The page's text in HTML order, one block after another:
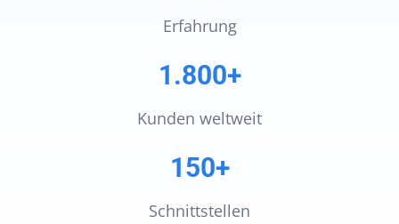
Erfahrung
1.800+
Kunden weltweit
150+
Schnittstellen